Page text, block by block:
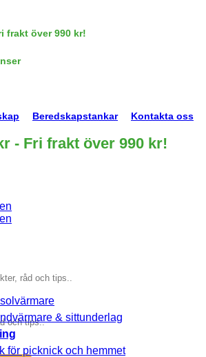
frakt över 990 kr!
Beredskapstankar Kontakta oss
- Fri frakt över 990 kr!
& sittunderlag
för picknick och hemmet